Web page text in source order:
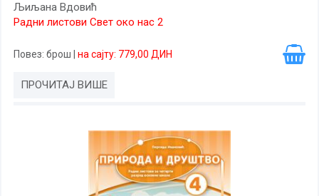
Љиљана Вдовић
Радни листови Свет око нас 2
Повез: брош на сајту: 779,00 ДИН
ПРОЧИТАЈ ВИШЕ